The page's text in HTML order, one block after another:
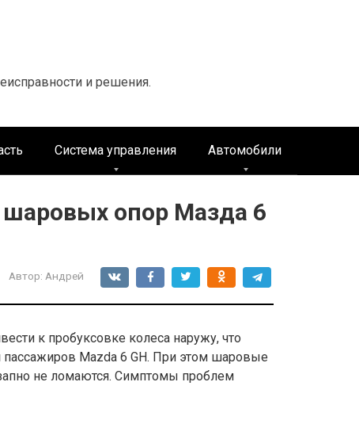
и решения.
Система управления Автомобили
опор Мазда 6
Автор: Андрей
к пробуксовке колеса наружу, что
пассажиров Mazda 6 GH. При этом шаровые
не ломаются. Симптомы проблем